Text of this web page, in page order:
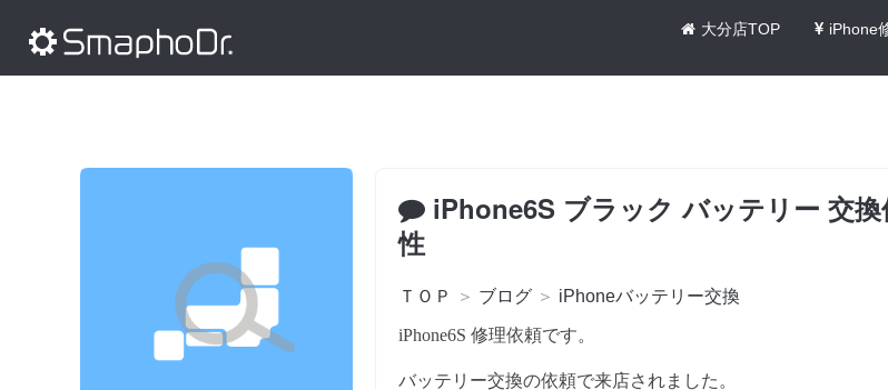
大分店TOP iPhone
iPhone6S ブラック バッテリー 交
性
ＴＯＰ ＞ ブログ ＞ iPhoneバッテリー交換
iPhone6S 修理依頼です。
バッテリー交換の依頼で来店されました。